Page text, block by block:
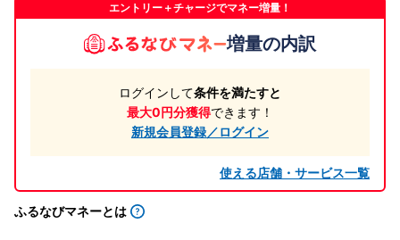
エントリー＋チャージでマネー増量！
増量の内訳
ログインして条件を満たすと
最大0円分獲得できます！
新規会員登録／ログイン
使える店舗・サービス一覧
ふるなびマネーとは